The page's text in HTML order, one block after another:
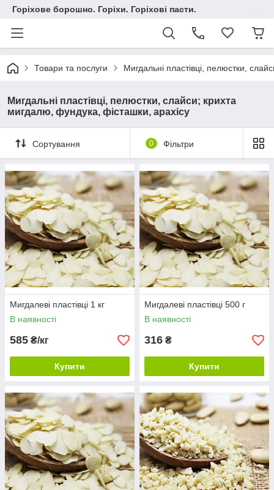
Горіхове борошно. Горіхи. Горіхові пасти.
Товари та послуги Мигдальні пластівці, пелюстки,
Мигдальні пластівці, пелюстки, слайси; крихта
мигдалю, фундука, фісташки, арахісу
Сортування 0 Фільтри
Мигдалеві пластівці 1 кг
В наявності
585 ₴/кг
Купити
Мигдалеві пластівці 500 г
В наявності
316 ₴
Купити